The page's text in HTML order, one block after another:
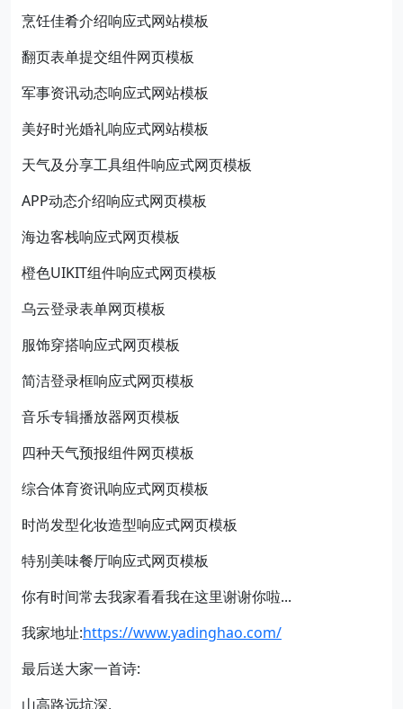
烹饪佳肴介绍响应式网站模板
翻页表单提交组件网页模板
军事资讯动态响应式网站模板
美好时光婚礼响应式网站模板
天气及分享工具组件响应式网页模板
APP动态介绍响应式网页模板
海边客栈响应式网页模板
橙色UIKIT组件响应式网页模板
乌云登录表单网页模板
服饰穿搭响应式网页模板
简洁登录框响应式网页模板
音乐专辑播放器网页模板
四种天气预报组件网页模板
综合体育资讯响应式网页模板
时尚发型化妆造型响应式网页模板
特别美味餐厅响应式网页模板
你有时间常去我家看看我在这里谢谢你啦...
我家地址:https://www.yadinghao.com/
最后送大家一首诗:
山高路远坑深,